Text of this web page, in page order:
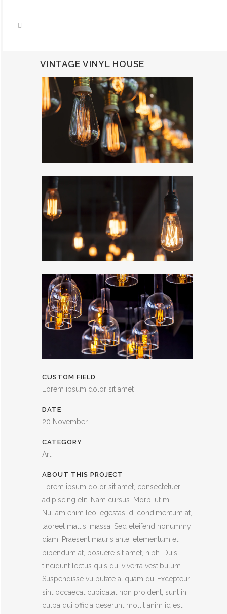
VINTAGE VINYL HOUSE
CUSTOM FIELD
Lorem ipsum dolor sit amet
DATE
20 November
CATEGORY
Art
ABOUT THIS PROJECT
Lorem ipsum dolor sit amet, consectetuer
adipiscing elit. Nam cursus. Morbi ut mi.
Nullam enim leo, egestas id, condimentum at,
laoreet mattis, massa. Sed eleifend nonummy
diam. Praesent mauris ante, elementum et,
bibendum at, posuere sit amet, nibh. Duis
tincidunt lectus quis dui viverra vestibulum.
Suspendisse vulputate aliquam dui.Excepteur
sint occaecat cupidatat non proident, sunt in
culpa qui officia deserunt mollit anim id est